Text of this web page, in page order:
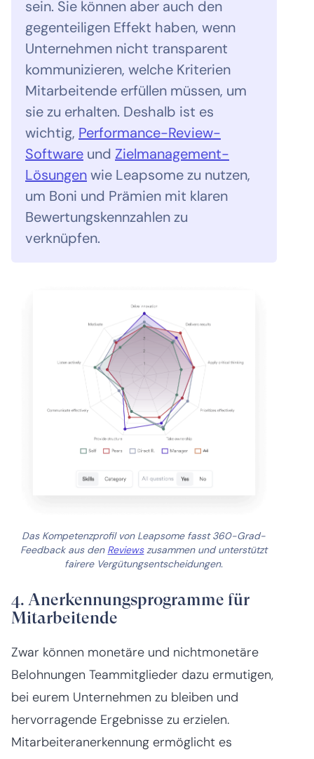
sein. Sie können aber auch den
gegenteiligen Effekt haben, wenn
Unternehmen nicht transparent
kommunizieren, welche Kriterien
Mitarbeitende erfüllen müssen, um
sie zu erhalten. Deshalb ist es
wichtig, Performance-Review-
Software und Zielmanagement-
Lösungenwie Leapsome zu nutzen,
um Boni und Prämien mit klaren
Bewertungskennzahlen zu
verknüpfen.
Das Kompetenzprofil von Leapsome fasst 360-Grad-
Feedback aus den Reviewszusammen und unterstützt
fairere Vergütungsentscheidungen.
4. Anerkennungsprogramme für
Mitarbeitende
Zwar können monetäre und nichtmonetäre
Belohnungen Teammitglieder dazu ermutigen,
bei eurem Unternehmen zu bleiben und
hervorragende Ergebnisse zu erzielen.
Mitarbeiteranerkennung ermöglicht es